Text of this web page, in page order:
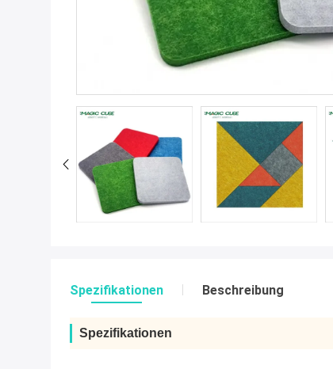
Spezifikationen Beschreibung
Spezifikationen